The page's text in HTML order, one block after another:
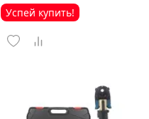
Успей купить!